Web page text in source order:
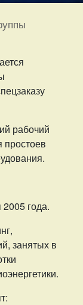
рабочий
простоев
года.
занятых в